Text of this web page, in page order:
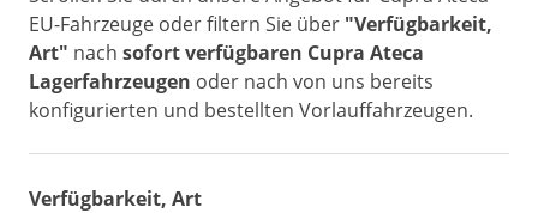
EU-Fahrzeuge oder filtern Sie über "Verfügbarkeit,
Art" nach sofort verfügbaren Cupra Ateca
Lagerfahrzeugen oder nach von uns bereits
konfigurierten und bestellten Vorlauffahrzeugen.
Verfügbarkeit, Art